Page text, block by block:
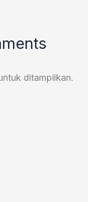
ditampilkan.